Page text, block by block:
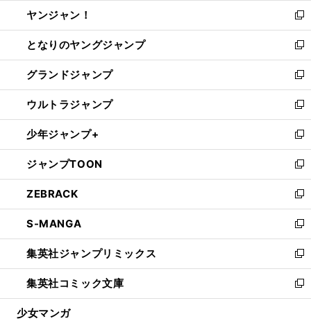
く
で
開
く
ィ
ン
ド
ウ
で
開
く
し
い
ウ
ィ
ン
ド
ウ
で
開
く
ヤンジャン！
新
し
い
ウ
ィ
ン
ド
ウ
で
開
く
となりのヤングジャンプ
新
し
い
ウ
ィ
ン
ド
ウ
で
開
く
グランドジャンプ
新
し
い
ウ
ィ
ン
ド
ウ
で
開
く
ウルトラジャンプ
新
し
い
ウ
ィ
ン
ド
ウ
で
開
く
少年ジャンプ+
新
し
い
ウ
ィ
ン
ド
ウ
で
開
く
ジャンプTOON
新
し
い
ウ
ィ
ン
ド
ウ
で
開
ZEBRACK
新
し
い
ウ
ィ
ン
ド
ウ
S-MANGA
新
し
い
ウ
ィ
ン
集英社ジャンプリミックス
新
し
い
ウ
集英社コミック文庫
新
し
少女マンガ